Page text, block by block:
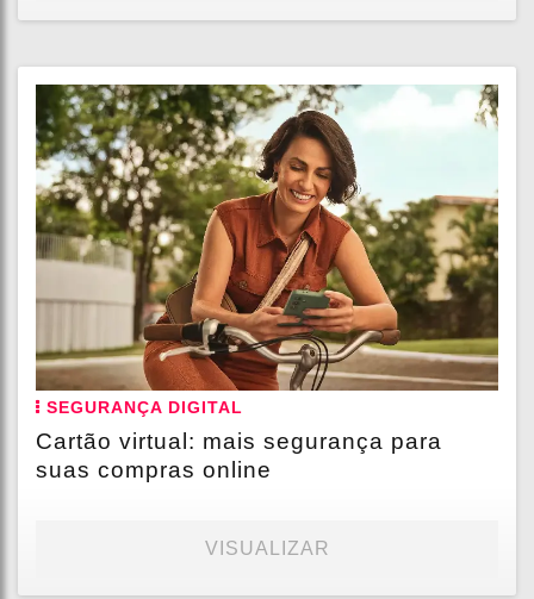
SEGURANÇA DIGITAL
Cartão virtual: mais segurança para
suas compras online
VISUALIZAR